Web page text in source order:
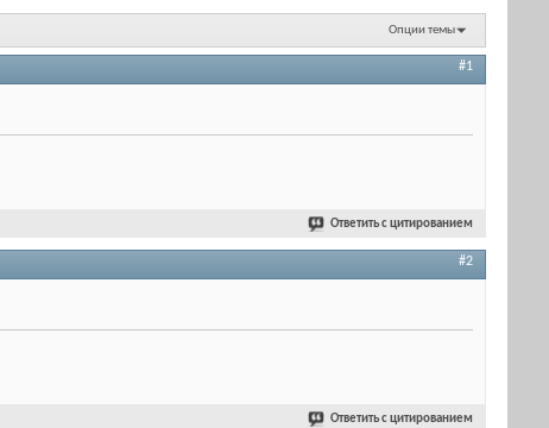
Опции темы
#1
Ответить с цитированием
#2
Ответить с цитированием